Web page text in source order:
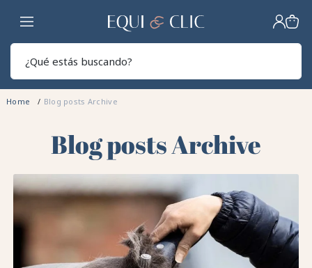
Hogar
Home Blog posts Archive
Blog posts Archive